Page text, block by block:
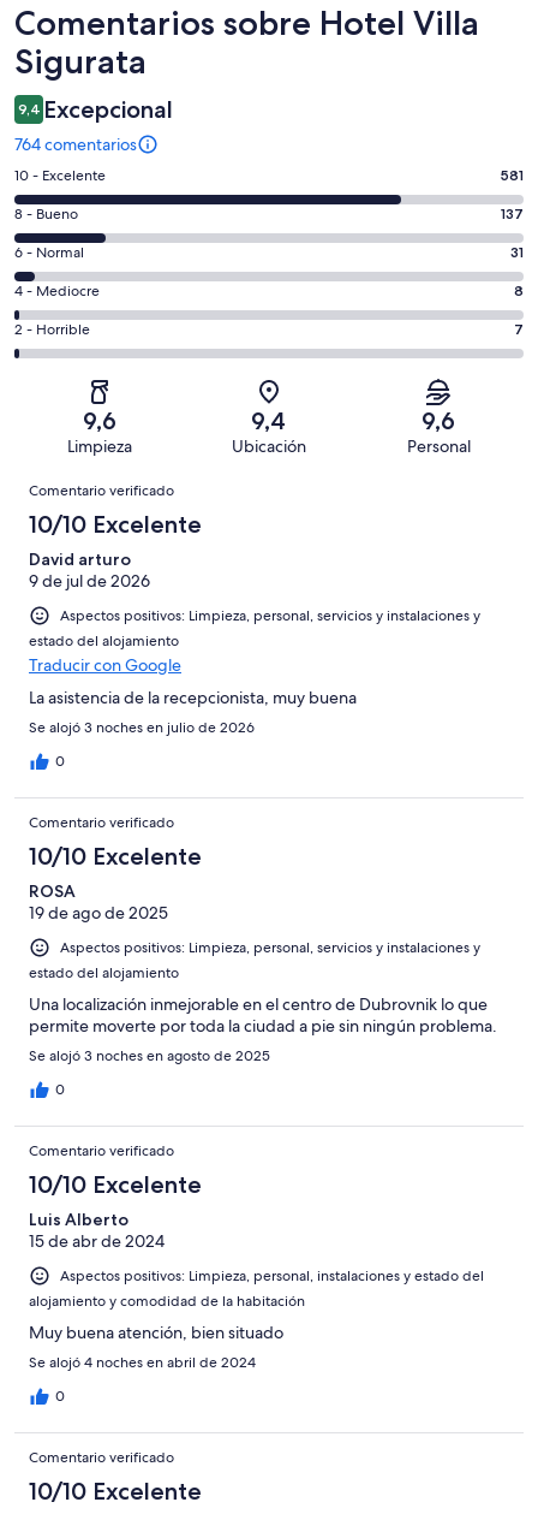
Comentarios
Comentarios sobre Hotel Villa
Sigurata
9,4 Excepcional
764 comentarios
581
comentarios
de
un
total
de
764
con
puntuación
10 - Excelente 581
137
comentarios
de
un
total
de
puntuación
8 - Bueno 137
31
comentarios
de
un
total
puntuación
Normal
6 - Normal 31
8
comentarios
de
una
puntuación
Mediocre
4 - Mediocre 8
7
comentarios
764
una
puntuación
de
Horrible
2 - Horrible 7
9,6
Limpieza
9,4
Ubicación
9,6
Personal
Comentarios
Comentario verificado
10/10 Excelente
David arturo
9 de jul de 2026
Aspectos positivos: Limpieza, personal, servicios y instalaciones y
estado del alojamiento
Traducir con Google
La asistencia de la recepcionista, muy buena
Se alojó 3 noches en julio de 2026
0
Comentario verificado
10/10 Excelente
ROSA
19 de ago de 2025
Aspectos positivos: Limpieza, personal, servicios y instalaciones y
estado del alojamiento
Una localización inmejorable en el centro de Dubrovnik lo que
permite moverte por toda la ciudad a pie sin ningún problema.
Se alojó 3 noches en agosto de 2025
0
Comentario verificado
10/10 Excelente
Luis Alberto
15 de abr de 2024
Aspectos positivos: Limpieza, personal, instalaciones y estado del
alojamiento y comodidad de la habitación
Muy buena atención, bien situado
Se alojó 4 noches en abril de 2024
0
Comentario verificado
10/10 Excelente